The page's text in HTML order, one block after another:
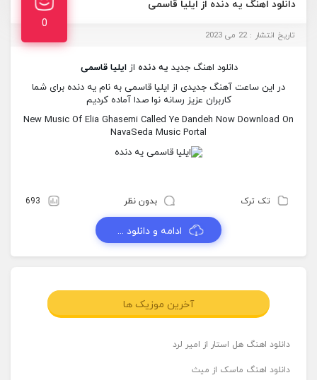
دانلود اهنگ یه دنده از ایلیا قاسمی
0
تاریخ انتشار : 22 می 2023
دانلود اهنگ جدید یه دنده از ایلیا قاسمی
در این ساعت آهنگ جدیدی از ایلیا قاسمی به نام یه دنده برای شما
کاربران عزیز رسانه نوا صدا آماده کردیم
New Music Of Elia Ghasemi Called Ye Dandeh Now Download On
NavaSeda Music Portal
تک ترک بدون نظر 693
ادامه و دانلود ...
آخرین موزیک ها
دانلود اهنگ هل استار از امیر لرد
دانلود اهنگ ماسک از میث